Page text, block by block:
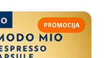
PROMOCIJA